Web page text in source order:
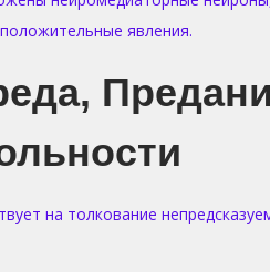
явления.
на толкование